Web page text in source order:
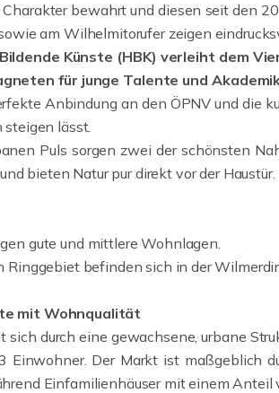
bewahrt und diesen seit den
am Wilhelmitorufer zeigen
Künste (HBK) verleiht dem
für junge Talente und
Anbindung an den ÖPNV und
lässt.
Puls sorgen zwei der schönsten
bieten Natur pur direkt vor der Haustür.
gute und mittlere Wohnlagen.
befinden sich in der
mit Wohnqualität
sich durch eine gewachsene, urbane
Einwohner. Der Markt ist maßgeblich
Einfamilienhäuser mit einem